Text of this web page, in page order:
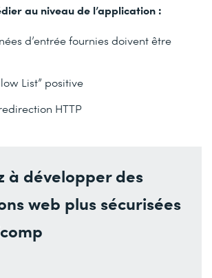
au niveau de l’application :
d’entrée fournies doivent être
List” positive
HTTP
à développer des
web plus sécurisées